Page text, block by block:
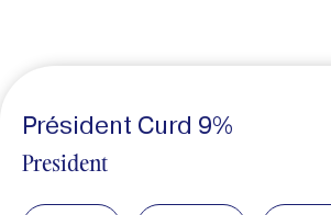
Président Curd 9%
President